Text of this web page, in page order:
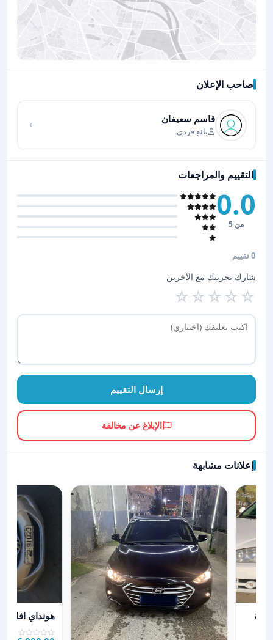
صاحب الإعلان
قاسم سعيفان
بائع فردي
التقييم والمراجعات
0.0
من 5
0 تقييم
شارك تجربتك مع الآخرين
☆
☆
☆
☆
☆
إرسال التقييم
الإبلاغ عن مخالفة
إعلانات مشابهة
هيونداي افانتي xd موديل 2005 فئة عرض تفاصيل
هونداي افانتي 2011